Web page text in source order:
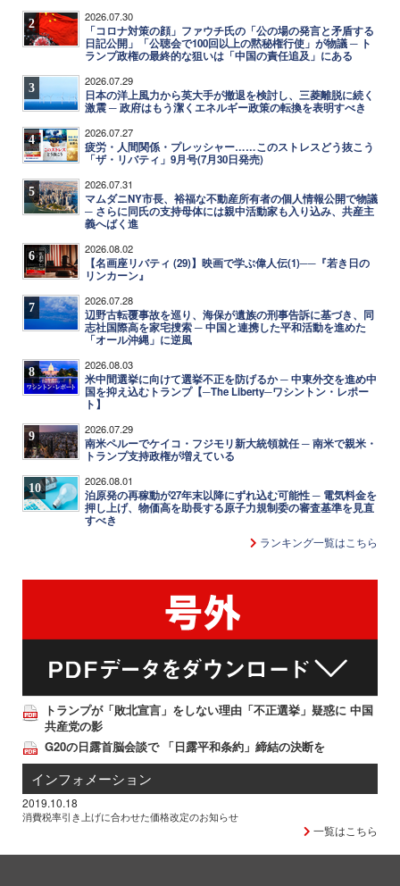
2 2026.07.30
「コロナ対策の顔」ファウチ氏の「公の場の発言と矛盾する
日記公開」「公聴会で100回以上の黙秘権行使」が物議 ─ ト
ランプ政権の最終的な狙いは「中国の責任追及」にある
3 2026.07.29
日本の洋上風力から英大手が撤退を検討し、三菱離脱に続く
激震 ─ 政府はもう潔くエネルギー政策の転換を表明すべき
4 2026.07.27
疲労・人間関係・プレッシャー……このストレスどう抜こう
「ザ・リバティ」9月号(7月30日発売)
5 2026.07.31
マムダニNY市長、裕福な不動産所有者の個人情報公開で物議
─ さらに同氏の支持母体には親中活動家も入り込み、共産主
義へばく進
6 2026.08.02
【名画座リバティ (29)】映画で学ぶ偉人伝(1)──『若き日の
リンカーン』
7 2026.07.28
辺野古転覆事故を巡り、海保が遺族の刑事告訴に基づき、同
志社国際高を家宅捜索 ─ 中国と連携した平和活動を進めた
「オール沖縄」に逆風
8 2026.08.03
米中間選挙に向けて選挙不正を防げるか ─ 中東外交を進め中
国を抑え込むトランプ【─The Liberty─ワシントン・レポー
ト】
9 2026.07.29
南米ペルーでケイコ・フジモリ新大統領就任 ─ 南米で親米・
トランプ支持政権が増えている
10 2026.08.01
泊原発の再稼動が27年末以降にずれ込む可能性 ─ 電気料金を
押し上げ、物価高を助長する原子力規制委の審査基準を見直
すべき
ランキング一覧はこちら
トランプが「敗北宣言」をしない理由「不正選挙」疑惑に 中国
共産党の影
G20の日露首脳会談で 「日露平和条約」締結の決断を
インフォメーション
2019.10.18
消費税率引き上げに合わせた価格改定のお知らせ
一覧はこちら